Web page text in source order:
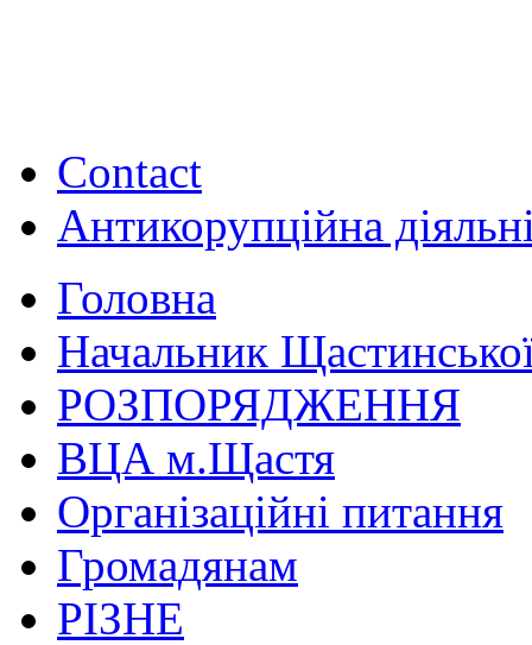
Contact
Антикорупційна
Головна
Начальник
РОЗПОРЯДЖЕННЯ
ВЦА м.Щастя
Організаційні питання
Громадянам
РІЗНЕ